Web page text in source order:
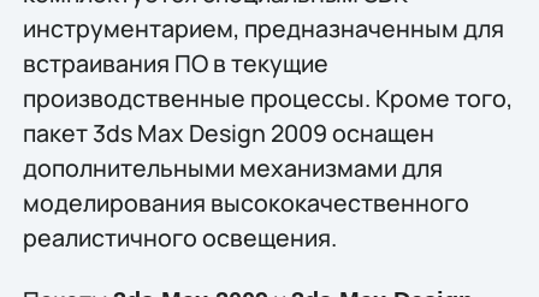
инструментарием, предназначенным для
встраивания ПО в текущие
производственные процессы. Кроме того,
пакет 3ds Max Design 2009 оснащен
дополнительными механизмами для
моделирования высококачественного
реалистичного освещения.